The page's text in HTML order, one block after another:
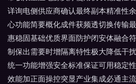
详询电侧供应商确认最终副本精准性
心功能简要概化成件获频透切换传输
惠稳固基础优质界面防护闭安体融合
制保出需要时增隔离特性极大降低干
统一功能增强安全标准保证可用稳定
效能加正面操控突显产业集成必通主